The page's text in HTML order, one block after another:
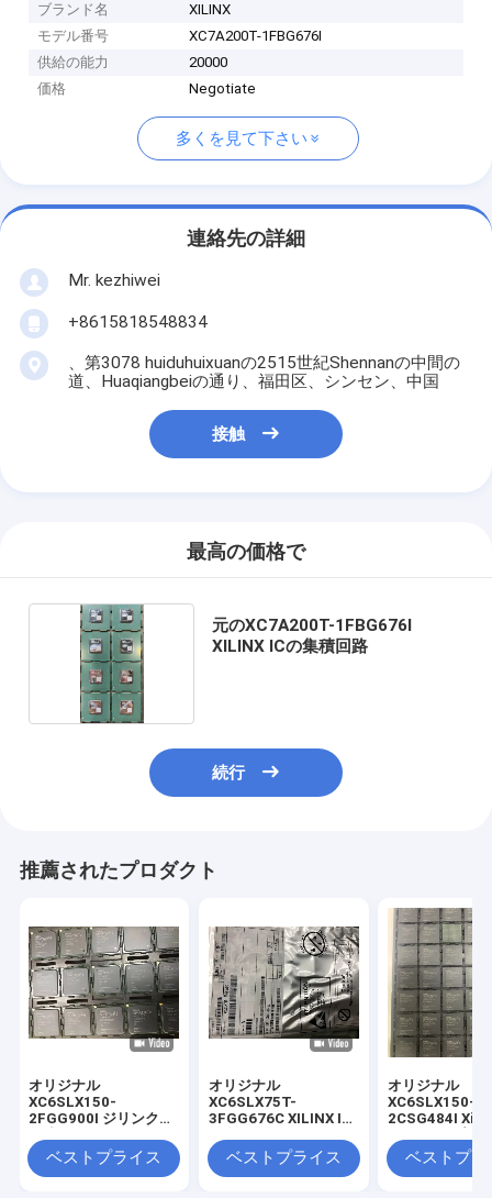
ブランド名
XILINX
モデル番号
XC7A200T-1FBG676I
供給の能力
20000
価格
Negotiate
多くを見て下さい
連絡先の詳細
Mr. kezhiwei
+8615818548834
、第3078 huiduhuixuanの2515世紀Shennanの中間の
道、Huaqiangbeiの通り、福田区、シンセン、中国
接触
最高の価格で
元のXC7A200T-1FBG676I
XILINX ICの集積回路
続行
推薦されたプロダクト
オリジナル
XC6SLX150-
2FGG900I ジリンクス
ベストプライス
オリジナル
XC6SLX75T-
3FGG676C XILINX IC
ベストプライス
オリジナル
XC6SLX150-
2CSG484I
ベストプラ